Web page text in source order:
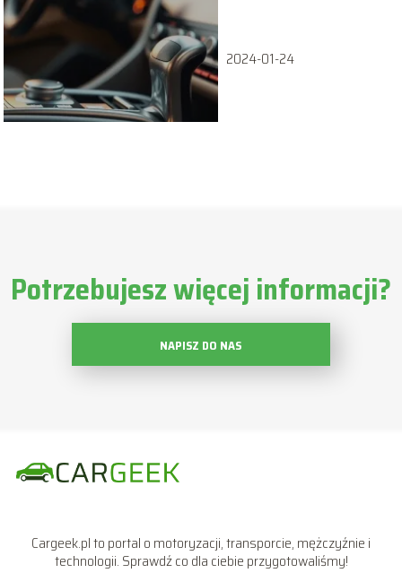
2024-01-24
Potrzebujesz więcej informacji?
NAPISZ DO NAS
Cargeek.pl to portal o motoryzacji, transporcie, mężczyźnie i
technologii. Sprawdź co dla ciebie przygotowaliśmy!